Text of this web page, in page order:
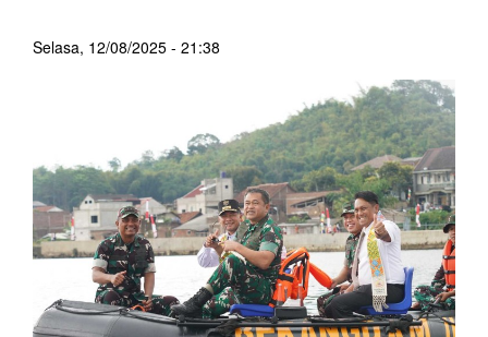
Selasa, 12/08/2025 - 21:38